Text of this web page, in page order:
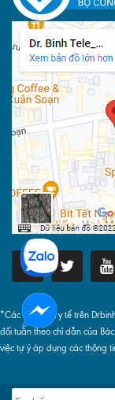
*Các thông tin y tế trên
đối tuân theo chỉ dẫn của
việc tự ý áp dụng các thông